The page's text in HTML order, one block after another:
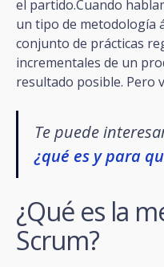
el partido.Cuando
un tipo de metodología
conjunto de prácticas
incrementales de un
resultado posible. Pero
Te puede
¿qué es y para
¿Qué es la
Scrum?